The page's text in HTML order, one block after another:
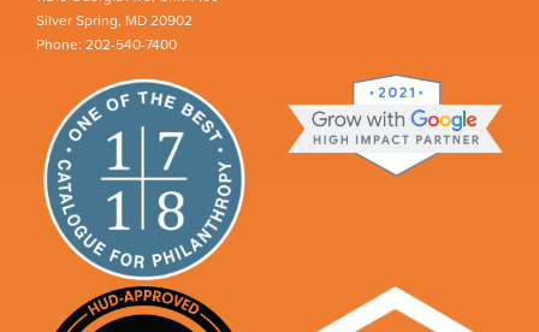
Silver Spring, MD 20902
Phone: 202-540-7400